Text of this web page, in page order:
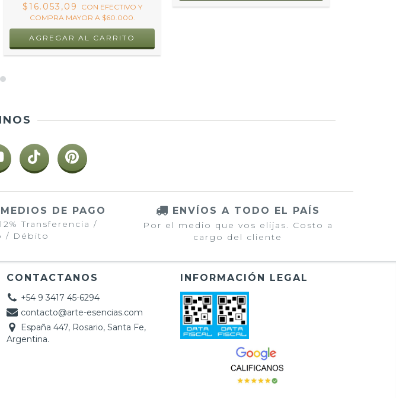
$16.053,09 CON EFECTIVO Y
COMPRA MAYOR A $60.000.
DE PAGO
Transferencia /
/ Débito
ENVÍOS A TODO EL PAÍS
Por el medio que vos elijas. Costo a
cargo del cliente
CONTACTANOS
+54 9 3417 45-6294
contacto@arte-esencias.com
España 447, Rosario, Santa Fe,
Argentina.
INFORMACIÓN LEGAL